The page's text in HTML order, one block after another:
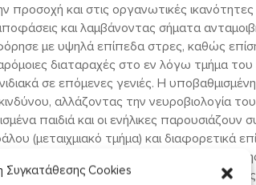
Συγκατάθεσης Cookies
και στις οργανωτικές
και λαμβάνοντας σήματα
με υψηλά επίπεδα στρες, καθώς
διαταραχές στο εν λόγω τμήμα
σε επόμενες γενιές. H
αλλάζοντας την νευροβιολογία
παιδιά και οι ενήλικες παρουσιάζουν
(μεταιχμιακό τμήμα) και διαφορετικά
και προβλημάτων
εμπειρία”, αφού ο εγκέφαλος του βρέφους,